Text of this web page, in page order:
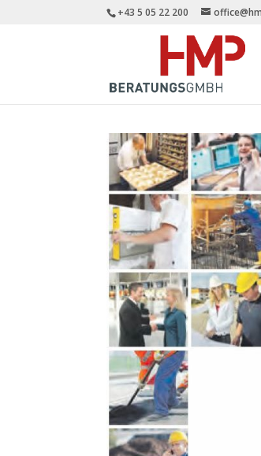
+43 5 05 22 200